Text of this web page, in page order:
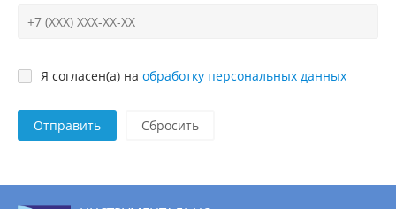
Я согласен(а) на обработку персональных данных
Отправить